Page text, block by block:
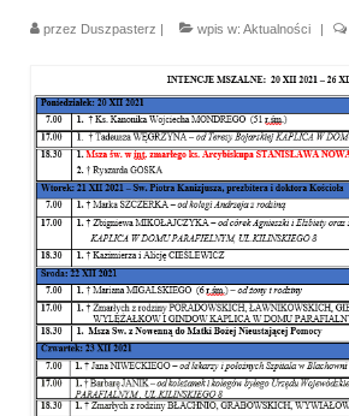
Parafia
Historia
Duszpasterze
Nasz patron
Kościół Rektoracki
Vademecum
Wspólnoty parafialne
Katecheza parafialna
przez Duszpasterz wpis w: Aktualności